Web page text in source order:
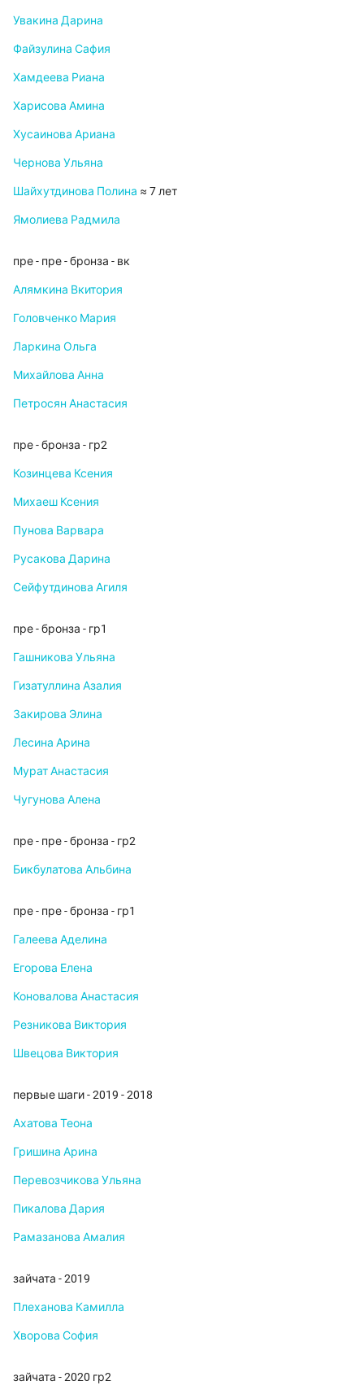
Увакина Дарина
Файзулина Сафия
Хамдеева Риана
Харисова Амина
Хусаинова Ариана
Чернова Ульяна
Шайхутдинова Полина ≈ 7 лет
Ямолиева Радмила
пре - пре - бронза - вк
Алямкина Вкитория
Головченко Мария
Ларкина Ольга
Михайлова Анна
Петросян Анастасия
пре - бронза - гр2
Козинцева Ксения
Михаеш Ксения
Пунова Варвара
Русакова Дарина
Сейфутдинова Агиля
пре - бронза - гр1
Гашникова Ульяна
Гизатуллина Азалия
Закирова Элина
Лесина Арина
Мурат Анастасия
Чугунова Алена
пре - пре - бронза - гр2
Бикбулатова Альбина
пре - пре - бронза - гр1
Галеева Аделина
Егорова Елена
Коновалова Анастасия
Резникова Виктория
Швецова Виктория
первые шаги - 2019 - 2018
Ахатова Теона
Гришина Арина
Перевозчикова Ульяна
Пикалова Дария
Рамазанова Амалия
зайчата - 2019
Плеханова Камилла
Хворова София
зайчата - 2020 гр2